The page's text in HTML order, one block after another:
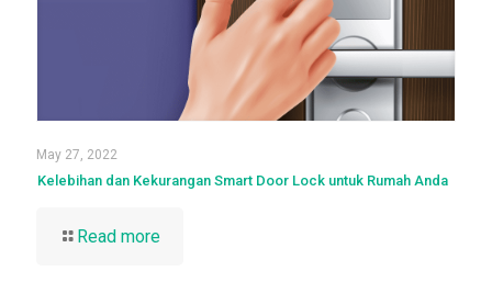
May 27, 2022
Kelebihan dan Kekurangan Smart Door Lock untuk Rumah Anda
Read more